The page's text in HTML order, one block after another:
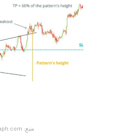
منبع:‌ cointelegraph.com